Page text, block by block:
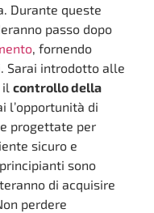
Durante queste
passo dopo
, fornendo
Sarai introdotto alle
controllo della
l’opportunità di
progettate per
sicuro e
sono
di acquisire
perdere